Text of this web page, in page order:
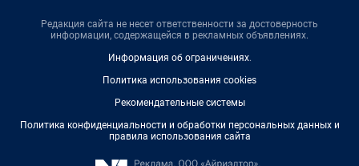
Редакция сайта не несет ответственности за достоверность
информации, содержащейся в рекламных объявлениях.
Информация об ограничениях.
Политика использования cookies
Рекомендательные системы
Политика конфиденциальности и обработки персональных данных и
правила использования сайта